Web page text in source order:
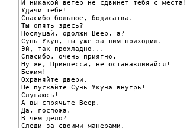
И никакой ветер не сдвинет тебя с места!
Удачи тебе!
Спасибо большое, бодисатва.
Ты опять здесь?
Послушай, одолжи Веер, а?
Сунь Укун, ты уже за ним приходил.
Эй, так прохладно...
Спасибо, очень приятно.
Ну же, Принцесса, не останавливайся!
Бежим!
Охраняйте двери,
Не пускайте Сунь Укуна внутрь!
Слушаюсь!
А вы спрячьте Веер.
Да, госпожа.
В чём дело?
Следи за своими манерами.